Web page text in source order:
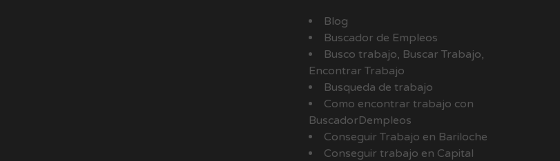
Blog
Buscador de Empleos
Busco trabajo, Buscar Trabajo,
Encontrar Trabajo
Busqueda de trabajo
Como encontrar trabajo con
BuscadorDempleos
Conseguir Trabajo en Bariloche
Conseguir trabajo en Capital